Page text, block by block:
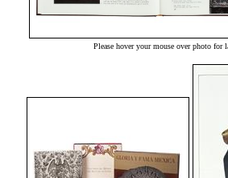
Please hover your mouse over photo for